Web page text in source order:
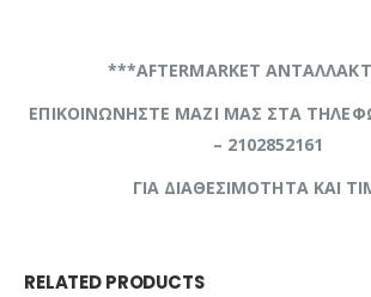
***AFTERMARKET
ΕΠΙΚΟΙΝΩΝΗΣΤΕ ΜΑΖΙ ΜΑΣ ΣΤΑ
– 2102852161
ΓΙΑ ΔΙΑΘΕΣΙΜΟΤΗΤΑ ΚΑΙ
RELATED PRODUCTS